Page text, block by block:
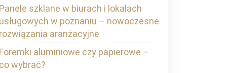
Panele szklane w biurach i lokalach
usługowych w poznaniu – nowoczesne
rozwiązania aranżacyjne
Foremki aluminiowe czy papierowe –
co wybrać?